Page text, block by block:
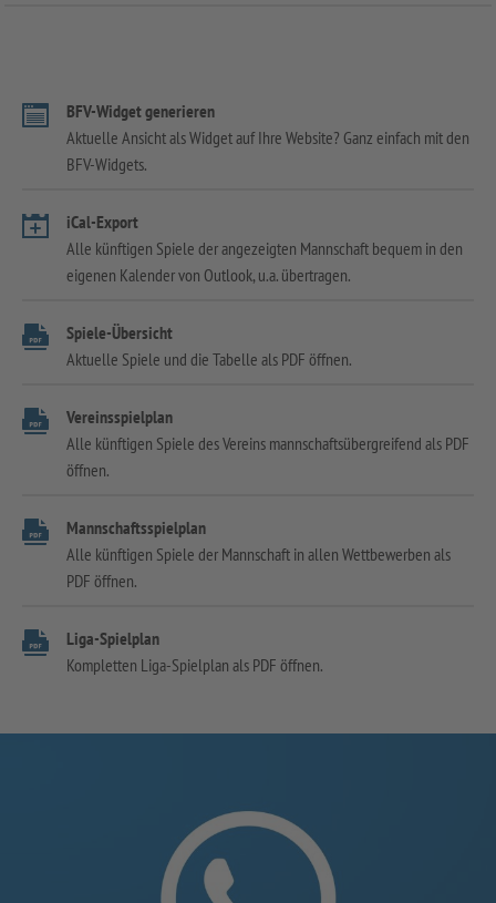
BFV-Widget generieren
Aktuelle Ansicht als Widget auf Ihre Website? Ganz einfach mit den
BFV-Widgets.
iCal-Export
Alle künftigen Spiele der angezeigten Mannschaft bequem in den
eigenen Kalender von Outlook, u.a. übertragen.
Spiele-Übersicht
Aktuelle Spiele und die Tabelle als PDF öffnen.
Vereinsspielplan
Alle künftigen Spiele des Vereins mannschaftsübergreifend als PDF
öffnen.
Mannschaftsspielplan
Alle künftigen Spiele der Mannschaft in allen Wettbewerben als
PDF öffnen.
Liga-Spielplan
Kompletten Liga-Spielplan als PDF öffnen.